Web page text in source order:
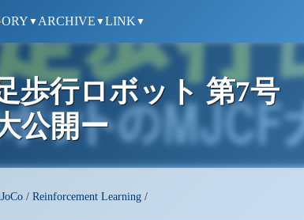
▼ ARCHIVE ▼LINK ▼
歩行ロボット 第7号
公開ー
/ Reinforcement Learning/